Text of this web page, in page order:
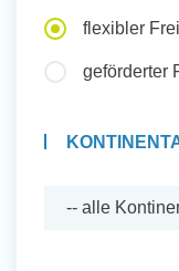
und
flexibler
geförderter